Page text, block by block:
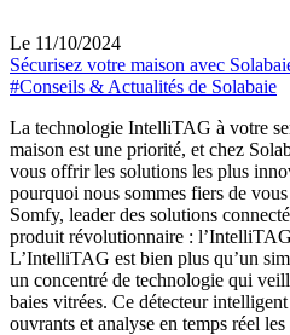
Le 11/10/2024
Sécurisez votre maison avec
#Conseils & Actualités de Solabaie
La technologie IntelliTAG à votre
maison est une priorité, et chez
vous offrir les solutions les plus
pourquoi nous sommes fiers de
Somfy, leader des solutions
produit révolutionnaire :
L’IntelliTAG est bien plus qu’un
un concentré de technologie qui
baies vitrées. Ce détecteur
ouvrants et analyse en temps réel